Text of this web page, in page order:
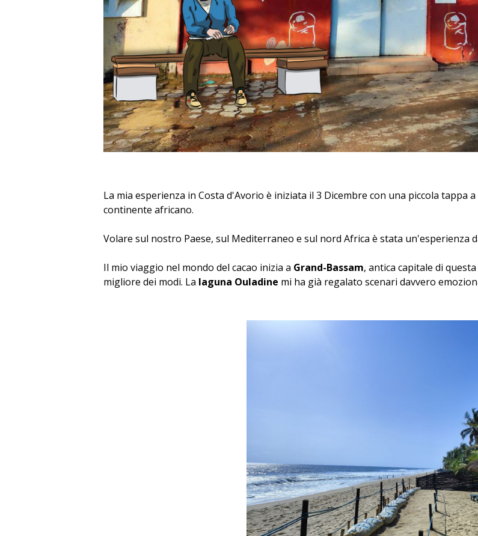
La mia esperienza in Costa d'Avorio è iniziata il 3 Dicembre con una piccola tappa
continente africano.
Volare sul nostro Paese, sul Mediterraneo e sul nord Africa è stata un'esperienza
Il mio viaggio nel mondo del cacao inizia a Grand-Bassam, antica capitale di
migliore dei modi. La laguna Ouladine mi ha già regalato scenari davvero